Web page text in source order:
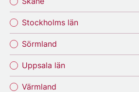
Stockholms län
Sörmland
Uppsala län
Värmland